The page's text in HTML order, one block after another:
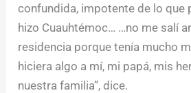
confundida, impotente de lo que
hizo Cuauhtémoc… …no me salí
residencia porque tenía mucho
hiciera algo a mí, mi papá, mis
nuestra familia”, dice.